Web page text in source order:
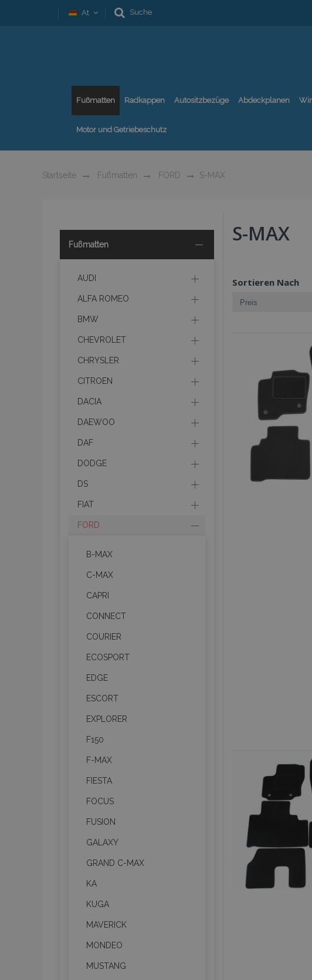
At Suche
Fußmatten Radkappen Autositzbezüge Abdeckplanen
Motor und Getriebeschutz
Startseite Fußmatten FORD S-MAX
S-MAX
Sortieren Nach
Fußmatten
AUDI
ALFA ROMEO
BMW
CHEVROLET
CHRYSLER
CITROEN
DACIA
DAEWOO
DAF
DODGE
DS
FIAT
FORD
B-MAX
C-MAX
CAPRI
CONNECT
COURIER
ECOSPORT
EDGE
ESCORT
EXPLORER
F150
F-MAX
FIESTA
FOCUS
FUSION
GALAXY
GRAND C-MAX
KA
KUGA
MAVERICK
MONDEO
MUSTANG